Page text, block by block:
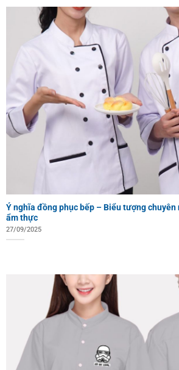
Ý nghĩa đồng phục bếp – Biểu tượng
ẩm thực
27/09/2025